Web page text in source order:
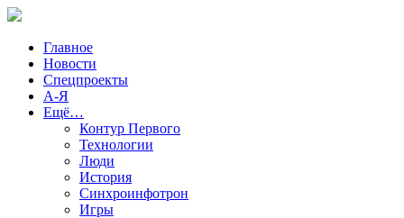
Главное
Новости
Спецпроекты
А-Я
Ещё…
Контур Первого
Технологии
Люди
История
Синхроинфотрон
Игры